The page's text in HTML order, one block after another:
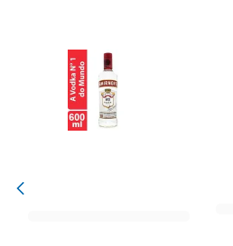
alcoólicas para menores de
dirija.